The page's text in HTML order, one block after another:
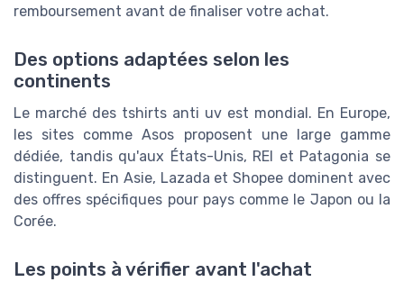
remboursement avant de finaliser votre achat.
Des options adaptées selon les
continents
Le marché des tshirts anti uv est mondial. En Europe,
les sites comme Asos proposent une large gamme
dédiée, tandis qu'aux États-Unis, REI et Patagonia se
distinguent. En Asie, Lazada et Shopee dominent avec
des offres spécifiques pour pays comme le Japon ou la
Corée.
Les points à vérifier avant l'achat